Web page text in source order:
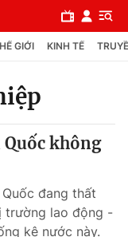
GIỚI KINH TẾ
không
đang thất
trường lao động -
kê nước này.